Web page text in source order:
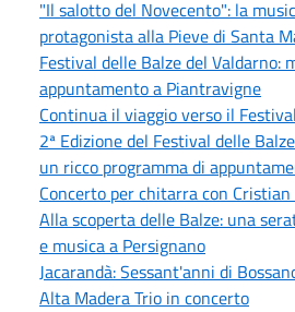
"Il salotto del Novecento": la
protagonista alla Pieve di Santa
Festival delle Balze del Valdarno:
appuntamento a Piantravigne
Continua il viaggio verso il
2ª Edizione del Festival delle
un ricco programma di
Concerto per chitarra con
Alla scoperta delle Balze: una
e musica a Persignano
Jacarandà: Sessant'anni di
Alta Madera Trio in concerto